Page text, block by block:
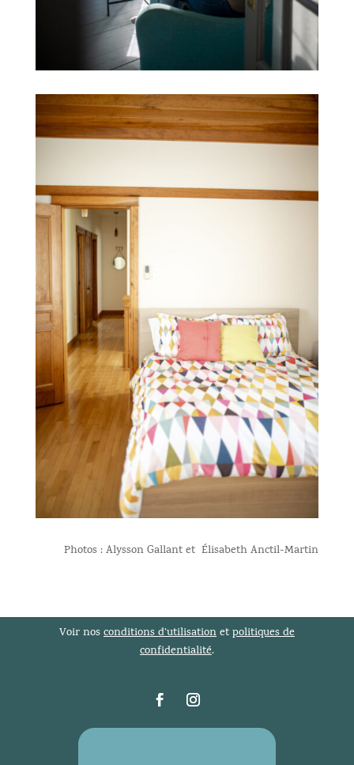
Photos : Alysson Gallant et Élisabeth Anctil-Martin
Voir nosconditions d’utilisationetpolitiques de
confidentialité.